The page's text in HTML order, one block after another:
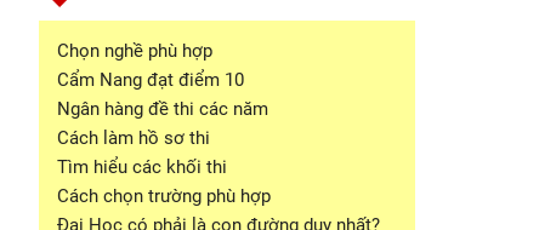
Chọn nghề phù hợp
Cẩm Nang đạt điểm 10
Ngân hàng đề thi các năm
Cách làm hồ sơ thi
Tìm hiểu các khối thi
Cách chọn trường phù hợp
Đại Học có phải là con đường duy nhất?